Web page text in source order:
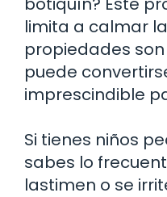
limita a calmar
propiedades
puede
imprescindible
Si tienes niños
sabes lo
lastimen o se